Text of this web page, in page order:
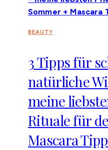
BEAUTY
3 Tipps für
natürliche
meine
Rituale für
Mascara